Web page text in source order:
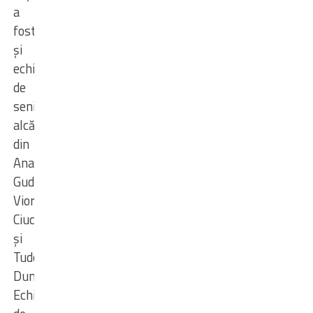
a
fost
și
echipa
de
seniori
alcătuită
din
Anatol
Gudumac,
Viorel
Ciucu
și
Tudorel
Dumitru.
Echipa